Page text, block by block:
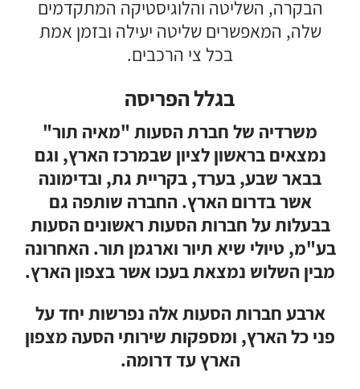
הבקרה, השליטה והלוגיסטיקה המתקדמים
שלה, המאפשרים שליטה יעילה ובזמן אמת
בכל צי הרכבים.
בגלל הפריסה
משרדיה של חברת הסעות "מאיה תור"
נמצאים בראשון לציון שבמרכז הארץ, וגם
בבאר שבע, בערד, בקריית גת, ובדימונה
אשר בדרום הארץ. החברה שותפה גם
בבעלות על חברות הסעות ראשונים הסעות
בע"מ, טיולי שיא תיור וארגמן תור. האחרונה
מבין השלוש נמצאת בעכו אשר בצפון הארץ.
ארבע חברותהסעותאלה נפרשות יחד על
פני כל הארץ, ומספקות שירותי הסעה מצפון
הארץ עד דרומה.